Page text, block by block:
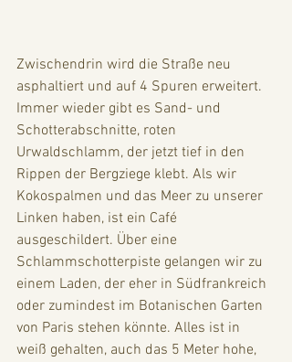
Zwischendrin wird die Straße neu
asphaltiert und auf 4 Spuren erweitert.
Immer wieder gibt es Sand- und
Schotterabschnitte, roten
Urwaldschlamm, der jetzt tief in den
Rippen der Bergziege klebt. Als wir
Kokospalmen und das Meer zu unserer
Linken haben, ist ein Café
ausgeschildert. Über eine
Schlammschotterpiste gelangen wir zu
einem Laden, der eher in Südfrankreich
oder zumindest im Botanischen Garten
von Paris stehen könnte. Alles ist in
weiß gehalten, auch das 5 Meter hohe,